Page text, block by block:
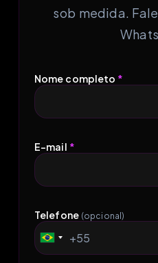
sob medida.
Nome completo *
E-mail *
Telefone (opcional)
Brazil
+55
+55